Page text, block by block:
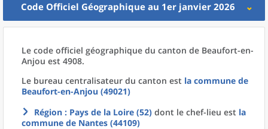
Code Officiel Géographique au 1er janvier 2026
Le code officiel géographique du canton de Beaufort-en-
Anjou est 4908.
Le bureau centralisateur du canton est la commune de
Beaufort-en-Anjou (49021)
Région : Pays de la Loire (52) dont le chef-lieu est la
commune de Nantes (44109)